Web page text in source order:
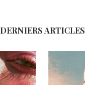
DERNIERS ARTICLES